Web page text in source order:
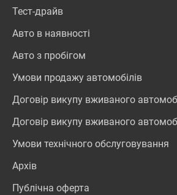
Тест-драйв
Авто в наявності
Авто з пробігом
Умови продажу автомобілів
Договір викупу вживаного
Договір викупу вживаного
Умови технічного обслуговування
Архів
Публічна оферта